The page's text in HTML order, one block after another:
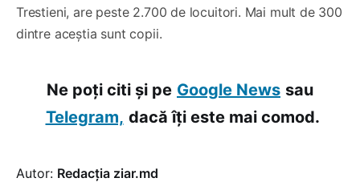
Trestieni, are peste 2.700 de locuitori. Mai mult de 300
dintre aceștia sunt copii.
Ne poți citi și pe Google News sau
Telegram, dacă îți este mai comod.
Autor: Redacția ziar.md